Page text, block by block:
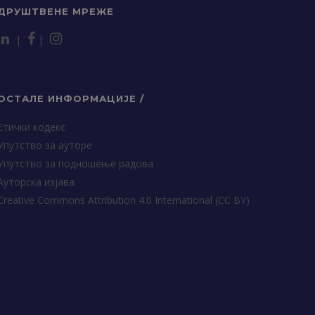
МРЕЖЕ
| |
ИНФОРМАЦИЈЕ /
кодекс
за ауторе
за подношење радова
изјава
Commons Attribution 4.0 International (CC BY)